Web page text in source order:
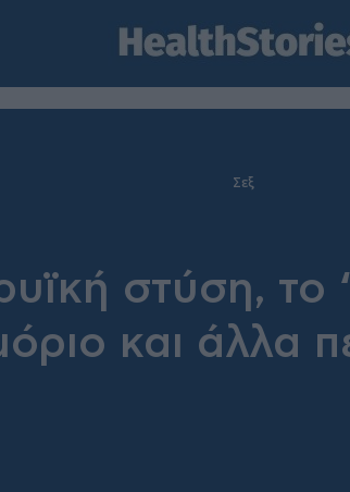
Σεξ
στύση, το
και άλλα